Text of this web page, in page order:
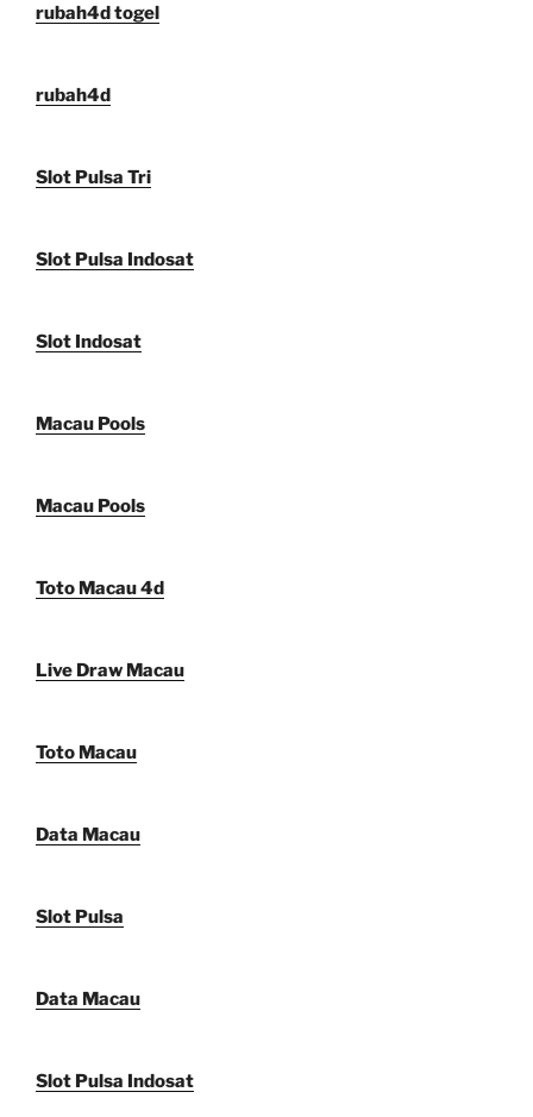
rubah4d togel
rubah4d
Slot Pulsa Tri
Slot Pulsa Indosat
Slot Indosat
Macau Pools
Macau Pools
Toto Macau 4d
Live Draw Macau
Toto Macau
Data Macau
Slot Pulsa
Data Macau
Slot Pulsa Indosat